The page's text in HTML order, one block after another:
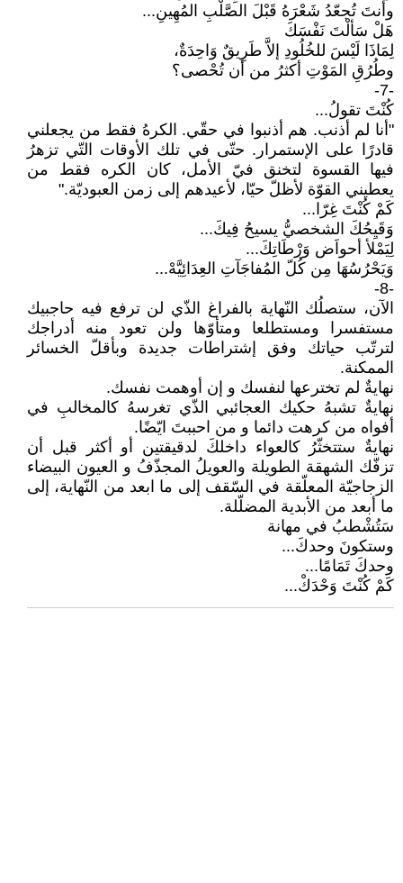
وأنتَ تُجعّدُ شَعْرَهُ قَبْلَ الصَّلْبِ المُهِينِ...
هَلْ سَألْتَ نَفْسَكَ
لِمَاذَا لَيْسَ للخُلُودِ إلاَّ طَرِيقٌ وَاحِدَةٌ،
وطُرُقِ المَوْتِ أكثرُ من أن تُحْصى؟
-7-
كُنْتَ تقولُ...
"أنا لم أذنب. هم أذنبوا في حقّي. الكرهُ فقط من يجعلني
قادرًا على الإستمرار. حتّى في تلك الأوقات التّي تزهرُ
فيها القسوة لتخنق فيّ الأمل، كان الكره فقط من
يعطيني القوّة لأظلّ حيّا، لأعيدهم إلى زمن العبوديّة."
كَمْ كُنْتَ غِرّا...
وَقَيِحُكَ الشخصيُّ يسيحُ فِيكَ...
لِيَمْلأ أحواَض وَرْطَاتِكَ...
وَيَحْرُسُهَا مِن كُلّ المُفاجَآتِ العِدَائِيَّهْ...
-8-
الآن، ستصلُك النّهاية بالفراغ الذّي لن ترفع فيه حاجبيك
مستفسرا ومستطلعا ومتأوّها ولن تعود منه أدراجك
لترتّب حياتك وفق إشتراطات جديدة وبأقلّ الخسائر
الممكنة.
نهايةٌ لم تخترعها لنفسك و إن أوهمت نفسك.
نهايةٌ تشبهُ حكيك العجائبي الذّي تغرسهُ كالمخالبِ في
أفواه من كرهت دائما و من احببتَ ايّضًا.
نهايةٌ ستتخثّرُ كالعواء داخلكَ لدقيقتين أو أكثر قبل أن
تزفّك الشهقة الطويلة والعويلُ المجذّفُ و العيون البيضاء
الزجاجيّة المعلّقة في السّقف إلى ما ابعد من النّهاية، إلى
ما أبعد من الأبدية المضلّلة.
سَتُشْطبُ في مهانة
وستكونَ وحدكَ...
وحدكَ تَمَامًا...
كَمْ كُنْتَ وَحْدَكْ...